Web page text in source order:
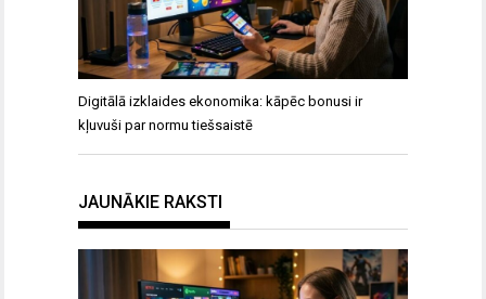
Digitālā izklaides ekonomika: kāpēc bonusi ir
kļuvuši par normu tiešsaistē
JAUNĀKIE RAKSTI